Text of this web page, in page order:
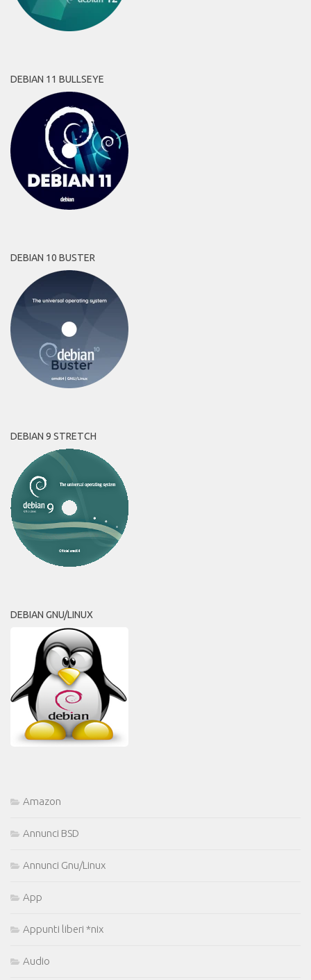
DEBIAN 11 BULLSEYE
DEBIAN 10 BUSTER
DEBIAN 9 STRETCH
DEBIAN GNU/LINUX
Amazon
Annunci BSD
Annunci Gnu/Linux
App
Appunti liberi *nix
Audio